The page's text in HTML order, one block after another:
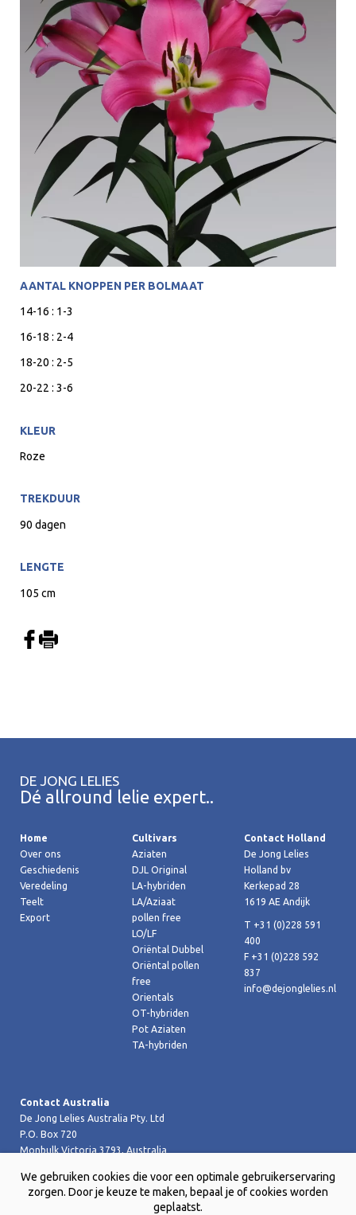
AANTAL KNOPPEN PER BOLMAAT
14-16 : 1-3
16-18 : 2-4
18-20 : 2-5
20-22 : 3-6
KLEUR
Roze
TREKDUUR
90 dagen
LENGTE
105 cm
DE JONG LELIES
Dé allround lelie expert..
Home
Over ons
Geschiedenis
Veredeling
Teelt
Export
Cultivars
Aziaten
DJL Original
LA-hybriden
LA/Aziaat
pollen free
LO/LF
Oriëntal Dubbel
Oriëntal pollen
free
Orientals
OT-hybriden
Pot Aziaten
TA-hybriden
Contact Holland
De Jong Lelies
Holland bv
Kerkepad 28
1619 AE Andijk
T +31 (0)228 591
400
F +31 (0)228 592
837
info@dejonglelies.nl
Contact Australia
De Jong Lelies Australia Pty. Ltd
P.O. Box 720
Monbulk Victoria 3793, Australia
T +61 (0)359 619 188
F +61 (0)359 619 199 joost@dejongleliesaustralia.com.au
We gebruiken cookies die voor een optimale gebruikerservaring
zorgen. Door je keuze te maken, bepaal je of cookies worden
geplaatst.